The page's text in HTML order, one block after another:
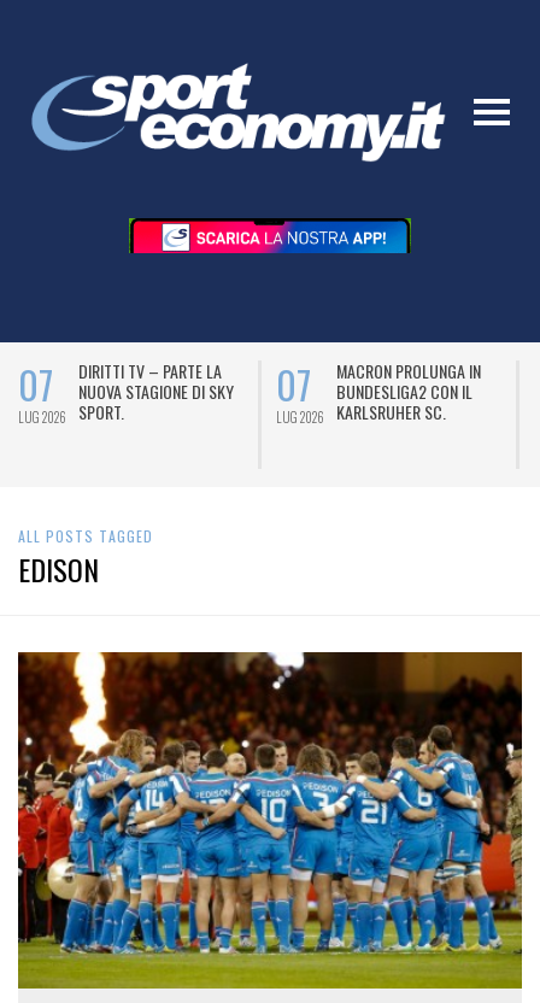
07
LUG 2026
DIRITTI TV – PARTE LA
NUOVA STAGIONE DI SKY
SPORT.
07
LUG 2026
MACRON PROLUNGA IN
BUNDESLIGA2 CON IL
KARLSRUHER SC.
ALL POSTS TAGGED
EDISON